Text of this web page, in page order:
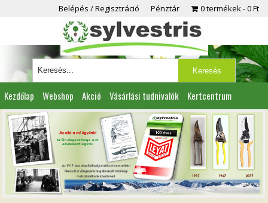
Belépés / Regisztráció Pénztár 0 termékek 0 Ft
Kezdőlap Webshop Akció Vásárlási tudnivalók Kertcentrum
Viszonteladóknak Partnereink Kapcsolat